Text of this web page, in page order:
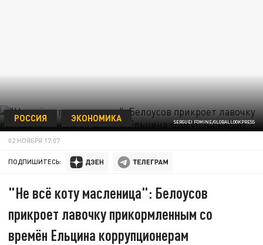
SERGUEI FOMINE/GLOBALLOOKPRESS
РОССИЯ ЭКОНОМИКА
02 НОЯБРЯ 17:07
ПОДПИШИТЕСЬ:
"Не всё коту масленица": Белоусов
прикроет лавочку прикормленным со
времён Ельцина коррупционерам